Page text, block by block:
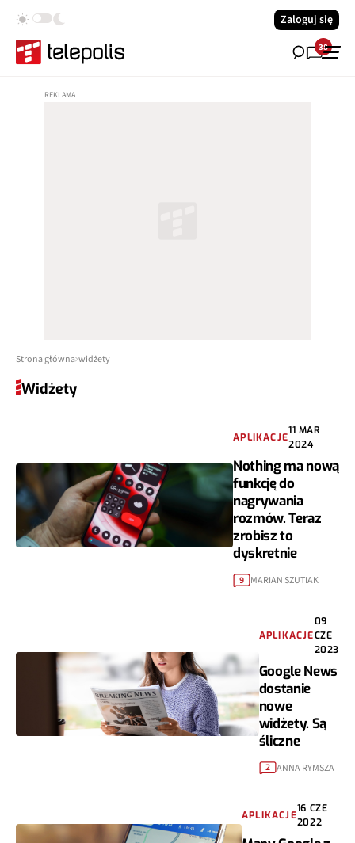
Zaloguj się
38
Strona główna widżety
Widżety
APLIKACJE
11 MAR
2024
Nothing ma nową
funkcję do
nagrywania
rozmów. Teraz
zrobisz to
dyskretnie
9 MARIAN SZUTIAK
APLIKACJE
09
CZE
2023
Google News
dostanie
nowe
widżety. Są
śliczne
2 ANNA RYMSZA
APLIKACJE
16 CZE
2022